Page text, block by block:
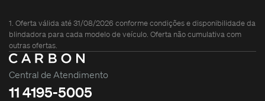
1. Oferta válida até 31/08/2026 conforme condições e disponibilidade da
blindadora para cada modelo de veículo. Oferta não cumulativa com
outras ofertas.
Central de Atendimento
11 4195-5005